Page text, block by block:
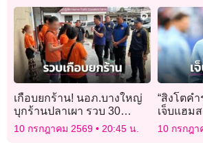
เกือบยกร้าน! นอภ.บางใหญ่
บุกร้านปลาเผา รวบ 30
ต่างด้าวผิดกฎหมาย
10 กรกฎาคม 2569 20:45 น.
“สิงโตคำ
เจ็บแฮม
นอร์เวย์
10 กรกฎา